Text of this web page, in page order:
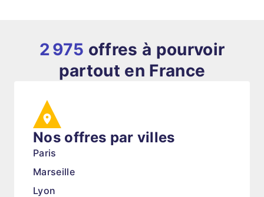
2 975 offres à pourvoir
partout en France
Nos offres par villes
Paris
Marseille
Lyon